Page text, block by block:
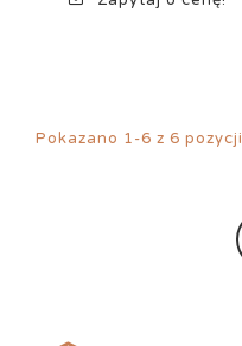
Pokazano 1-6 z 6 pozycji